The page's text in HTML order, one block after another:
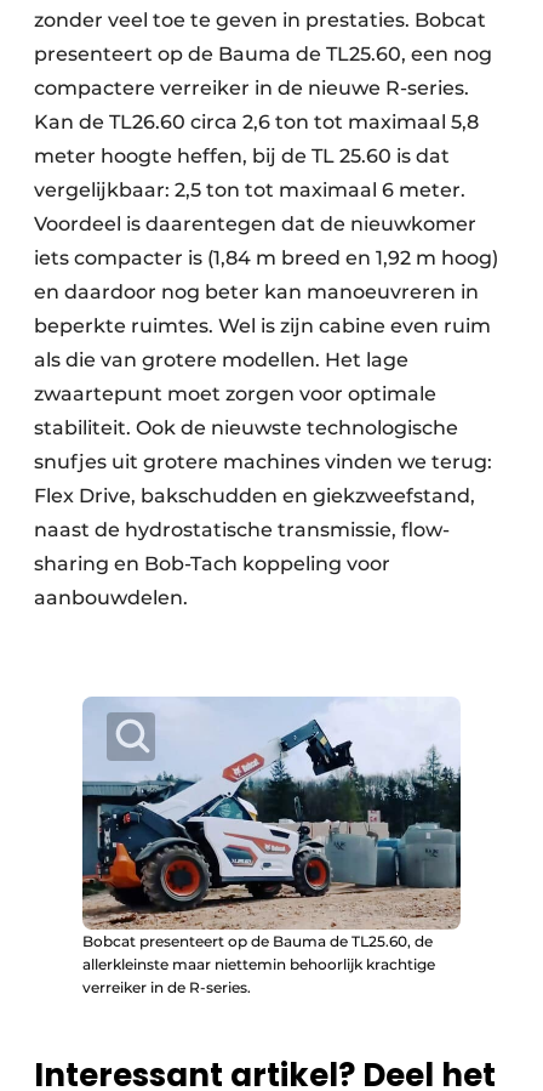
zonder veel toe te geven in prestaties. Bobcat
presenteert op de Bauma de TL25.60, een nog
compactere verreiker in de nieuwe R-series.
Kan de TL26.60 circa 2,6 ton tot maximaal 5,8
meter hoogte heffen, bij de TL 25.60 is dat
vergelijkbaar: 2,5 ton tot maximaal 6 meter.
Voordeel is daarentegen dat de nieuwkomer
iets compacter is (1,84 m breed en 1,92 m hoog)
en daardoor nog beter kan manoeuvreren in
beperkte ruimtes. Wel is zijn cabine even ruim
als die van grotere modellen. Het lage
zwaartepunt moet zorgen voor optimale
stabiliteit. Ook de nieuwste technologische
snufjes uit grotere machines vinden we terug:
Flex Drive, bakschudden en giekzweefstand,
naast de hydrostatische transmissie, flow-
sharing en Bob-Tach koppeling voor
aanbouwdelen.
Bobcat presenteert op de Bauma de TL25.60, de
allerkleinste maar niettemin behoorlijk krachtige
verreiker in de R-series.
Interessant artikel? Deel het